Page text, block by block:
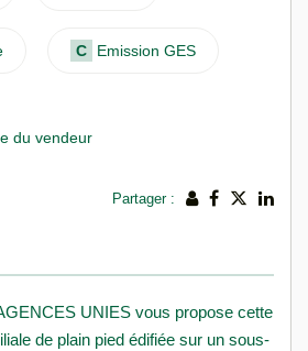
C Emission GES
du vendeur
Partager :
UNIES vous propose cette
de plain pied édifiée sur un sous-